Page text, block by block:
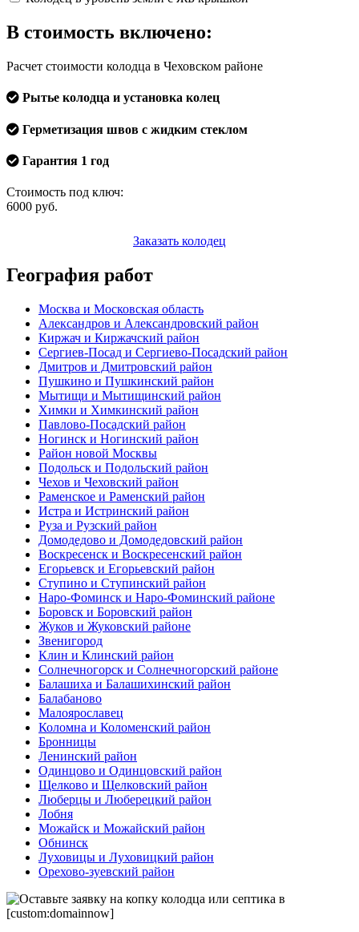
В стоимость включено:
Расчет стоимости колодца в Чеховском районе
Рытье колодца и установка колец
Герметизация швов с жидким стеклом
Гарантия 1 год
Стоимость под ключ:
6000 руб.
Заказать колодец
География работ
Москва и Московская область
Александров и Александровский район
Киржач и Киржачский район
Сергиев-Посад и Сергиево-Посадский район
Дмитров и Дмитровский район
Пушкино и Пушкинский район
Мытищи и Мытищинский район
Химки и Химкинский район
Павлово-Посадский район
Ногинск и Ногинский район
Район новой Москвы
Подольск и Подольский район
Чехов и Чеховский район
Раменское и Раменский район
Истра и Истринский район
Руза и Рузский район
Домодедово и Домодедовский район
Воскресенск и Воскресенский район
Егорьевск и Егорьевский район
Ступино и Ступинский район
Наро-Фоминск и Наро-Фоминский районе
Боровск и Боровский район
Жуков и Жуковский районе
Звенигород
Клин и Клинский район
Солнечногорск и Солнечногорский районе
Балашиха и Балашихинский район
Балабаново
Малоярославец
Коломна и Коломенский район
Бронницы
Ленинский район
Одинцово и Одинцовский район
Щелково и Щелковский район
Люберцы и Люберецкий район
Лобня
Можайск и Можайский район
Обнинск
Луховицы и Луховицкий район
Орехово-зуевский район